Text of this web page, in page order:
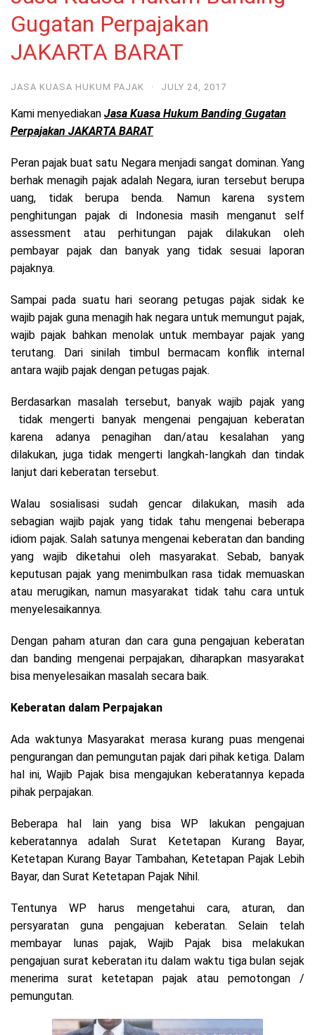
Gugatan Perpajakan
JAKARTA BARAT
JASA KUASA HUKUM PAJAK · JULY 24, 2017
Kami menyediakan Jasa Kuasa Hukum Banding Gugatan
Perpajakan JAKARTA BARAT
Peran pajak buat satu Negara menjadi sangat dominan. Yang
berhak menagih pajak adalah Negara, iuran tersebut berupa
uang, tidak berupa benda. Namun karena system
penghitungan pajak di Indonesia masih menganut self
assessment atau perhitungan pajak dilakukan oleh
pembayar pajak dan banyak yang tidak sesuai laporan
pajaknya.
Sampai pada suatu hari seorang petugas pajak sidak ke
wajib pajak guna menagih hak negara untuk memungut pajak,
wajib pajak bahkan menolak untuk membayar pajak yang
terutang. Dari sinilah timbul bermacam konflik internal
antara wajib pajak dengan petugas pajak.
Berdasarkan masalah tersebut, banyak wajib pajak yang
tidak mengerti banyak mengenai pengajuan keberatan
karena adanya penagihan dan/atau kesalahan yang
dilakukan, juga tidak mengerti langkah-langkah dan tindak
lanjut dari keberatan tersebut.
Walau sosialisasi sudah gencar dilakukan, masih ada
sebagian wajib pajak yang tidak tahu mengenai beberapa
idiom pajak. Salah satunya mengenai keberatan dan banding
yang wajib diketahui oleh masyarakat. Sebab, banyak
keputusan pajak yang menimbulkan rasa tidak memuaskan
atau merugikan, namun masyarakat tidak tahu cara untuk
menyelesaikannya.
Dengan paham aturan dan cara guna pengajuan keberatan
dan banding mengenai perpajakan, diharapkan masyarakat
bisa menyelesaikan masalah secara baik.
Keberatan dalam Perpajakan
Ada waktunya Masyarakat merasa kurang puas mengenai
pengurangan dan pemungutan pajak dari pihak ketiga. Dalam
hal ini, Wajib Pajak bisa mengajukan keberatannya kepada
pihak perpajakan.
Beberapa hal lain yang bisa WP lakukan pengajuan
keberatannya adalah Surat Ketetapan Kurang Bayar,
Ketetapan Kurang Bayar Tambahan, Ketetapan Pajak Lebih
Bayar, dan Surat Ketetapan Pajak Nihil.
Tentunya WP harus mengetahui cara, aturan, dan
persyaratan guna pengajuan keberatan. Selain telah
membayar lunas pajak, Wajib Pajak bisa melakukan
pengajuan surat keberatan itu dalam waktu tiga bulan sejak
menerima surat ketetapan pajak atau pemotongan /
pemungutan.